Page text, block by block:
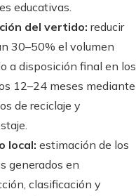
educativas.
del vertido: reducir
30–50% el volumen
a disposición final en los
12–24 meses mediante
de reciclaje y
local: estimación de los
generados en
clasificación y